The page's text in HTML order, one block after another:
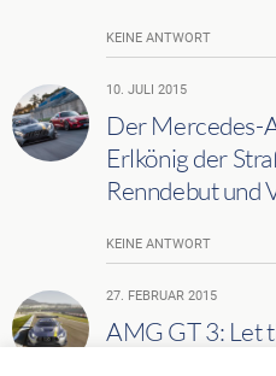
KEINE ANTWORT
10. JULI 2015
Der Mercedes-
Erlkönig der
Renndebut und
KEINE ANTWORT
27. FEBRUAR 2015
AMG GT 3: Let